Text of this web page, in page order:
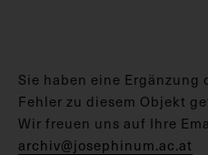
Sie haben eine Ergänzung
Fehler zu diesem Objekt
Wir freuen uns auf Ihre
archiv@josephinum.ac.at